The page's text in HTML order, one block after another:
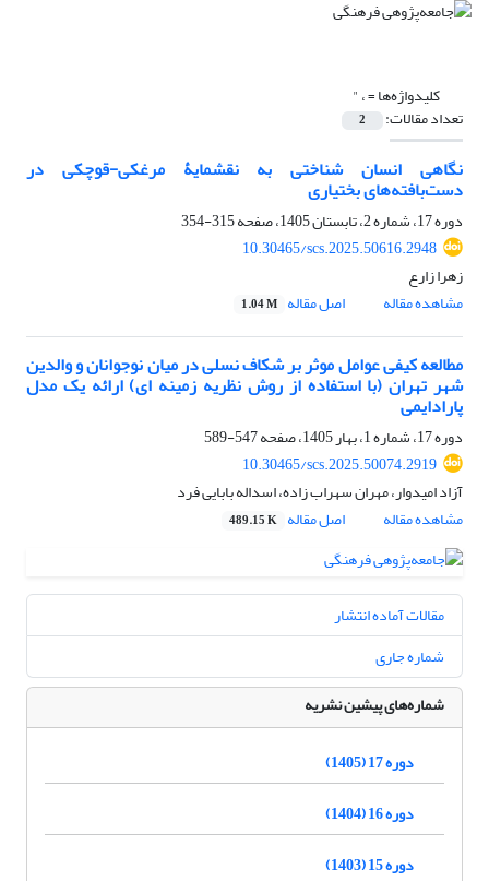
کلیدواژه‌ها =، "
تعداد مقالات: 2
نگاهی انسان شناختی به نقشمایۀ مرغکی-قوچکی در
دست‌بافته‌های بختیاری
دوره 17، شماره 2، تابستان 1405، صفحه
315-354
10.30465/scs.2025.50616.2948
زهرا زارع
مشاهده مقاله
اصل مقاله 1.04 M
مطالعه کیفی عوامل موثر بر شکاف نسلی در میان نوجوانان و والدین
شهر تهران (با استفاده از روش نظریه زمینه ای) ارائه یک مدل
پارادایمی
دوره 17، شماره 1، بهار 1405، صفحه
547-589
10.30465/scs.2025.50074.2919
آزاد امیدوار، مهران سهراب زاده، اسداله بابایی فرد
مشاهده مقاله
اصل مقاله 489.15 K
مقالات آماده انتشار
شماره جاری
شماره‌های پیشین نشریه
دوره 17 (1405)
دوره 16 (1404)
دوره 15 (1403)